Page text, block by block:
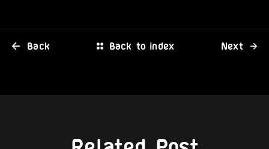
Back Back to index Next